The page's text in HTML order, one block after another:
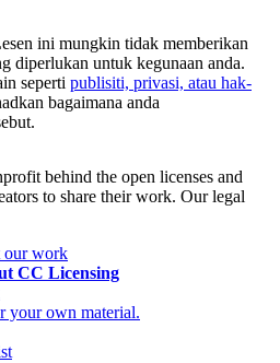
ini mungkin tidak memberikan
diperlukan untuk kegunaan anda.
seperti publisiti, privasi, atau hak-
bagaimana anda
behind the open licenses and
to share their work. Our legal
our work
CC Licensing
your own material.